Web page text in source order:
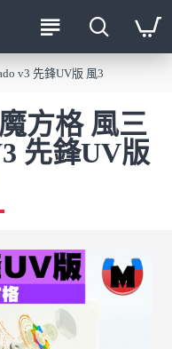
v3 先鋒UV版 風3
方格 風三
先鋒UV版